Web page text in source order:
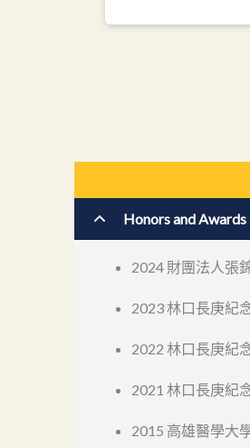
Honors and Awards
2024 財團法人張
2023 林口長庚紀
2022 林口長庚紀
2021 林口長庚紀
2015 高雄醫學大